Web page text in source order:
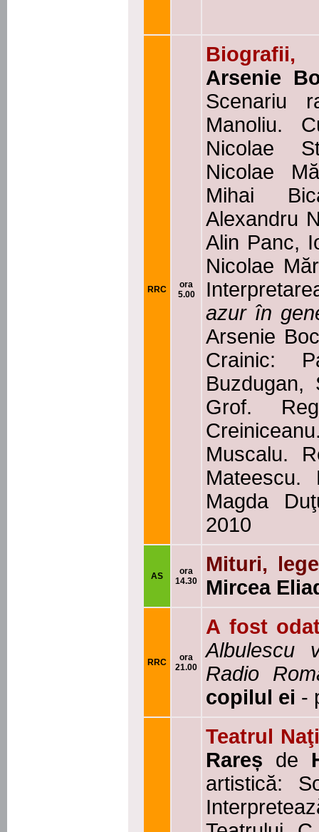
RRC
ora
5.00
Biografii,
Arsenie
Scenariu
Manoliu.
Nicolae
Nicolae
Mihai
Alexandru
Alin Panc,
Nicolae
azur în
Arsenie
Crainic:
Buzdugan,
Grof.
Muscalu.
Mateescu.
Magda
2010
AS
ora
14.30
Mituri,
Mircea
RRC
ora
21.00
A fost
Albulescu
Radio
copilul ei -
Teatrul
Rareș de
artistică: